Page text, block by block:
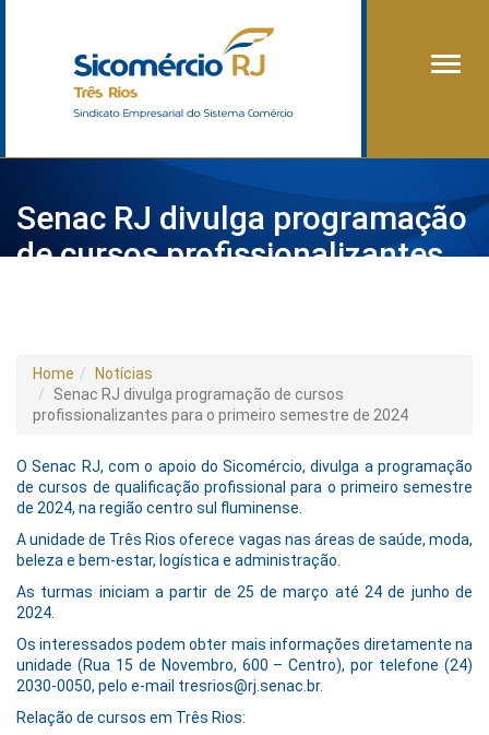
Senac RJ divulga programação
de cursos profissionalizantes
Home
Notícias
Senac RJ divulga programação de cursos
profissionalizantes para o primeiro semestre de 2024
O Senac RJ, com o apoio do Sicomércio, divulga a programação
de cursos de qualificação profissional para o primeiro semestre
de 2024, na região centro sul fluminense.
A unidade de Três Rios oferece vagas nas áreas de saúde, moda,
beleza e bem-estar, logística e administração.
As turmas iniciam a partir de 25 de março até 24 de junho de
2024.
Os interessados podem obter mais informações diretamente na
unidade (Rua 15 de Novembro, 600 – Centro), por telefone (24)
2030-0050, pelo e-mail tresrios@rj.senac.br.
Relação de cursos em Três Rios: